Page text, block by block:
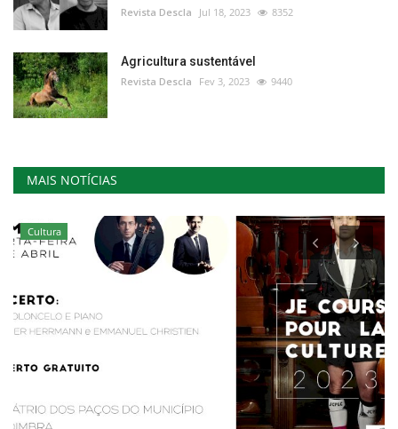
Revista Descla Jul 18, 2023 8352
Agricultura sustentável
Revista Descla Fev 3, 2023 9440
MAIS NOTÍCIAS
Cultura